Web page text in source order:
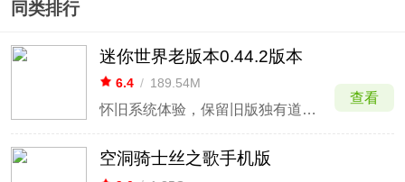
同类排行
迷你世界老版本0.44.2版本
6.4 / 189.54M
怀旧系统体验，保留旧版独有道具与机制。
查看
空洞骑士丝之歌手机版